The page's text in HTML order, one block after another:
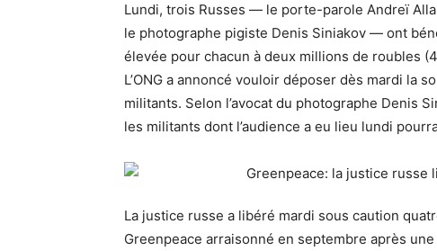
Lundi, trois Russes — le porte-parole Andreï
le photographe pigiste Denis Siniakov — ont
élevée pour chacun à deux millions de roubles
L’ONG a annoncé vouloir déposer dès mardi la
militants. Selon l’avocat du photographe Denis
les militants dont l’audience a eu lieu lundi
La justice russe a libéré mardi sous caution
Greenpeace arraisonné en septembre après